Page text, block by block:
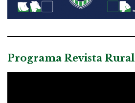
Programa Revista Rural